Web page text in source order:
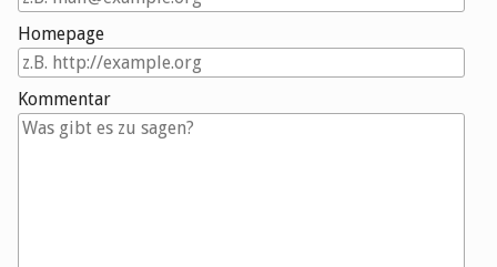
Homepage
Kommentar